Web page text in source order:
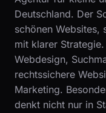
Deutschland. Der
schönen Websites,
mit klarer
Webdesign,
rechtssichere
Marketing.
denkt nicht nur in